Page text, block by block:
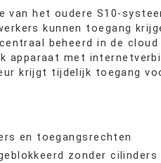
van het oudere S10-
kunnen toegang
beheerd in de cloud
apparaat met
krijgt tijdelijk toegang
en toegangsrechten
zonder cilinders